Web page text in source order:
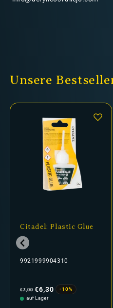
Unsere
Citadel: Plastic Glue
9921999904310
Preis
€7,00 €6,30
-10%
auf Lager